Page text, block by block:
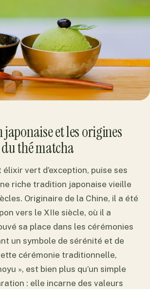
et les origines
thé matcha
élixir vert d’exception, puise ses
riche tradition japonaise vieille
Originaire de la Chine, il a été
vers le XIIe siècle, où il a
sa place dans les cérémonies
un symbole de sérénité et de
cérémonie traditionnelle,
», est bien plus qu’un simple
: elle incarne des valeurs